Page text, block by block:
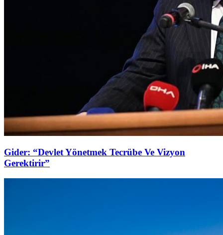
Gider: “Devlet Yönetmek Tecrübe Ve Vizyon
Gerektirir”